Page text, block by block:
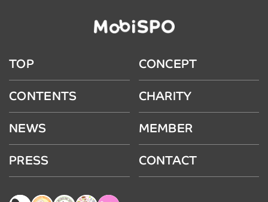
TOP CONCEPT
CONTENTS CHARITY
NEWS MEMBER
PRESS CONTACT